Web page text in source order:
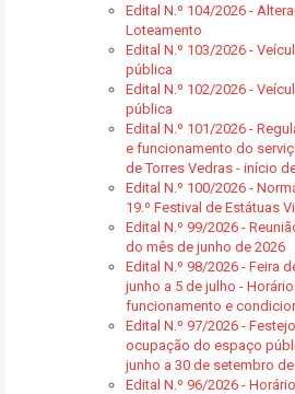
Edital N.º 104/2026 -
Loteamento
Edital N.º 103/2026 -
pública
Edital N.º 102/2026 -
pública
Edital N.º 101/2026 -
e funcionamento do
de Torres Vedras - início
Edital N.º 100/2026 -
19.º Festival de Estátuas
Edital N.º 99/2026 -
do mês de junho de 2026
Edital N.º 98/2026 - Feira
junho a 5 de julho -
funcionamento e
Edital N.º 97/2026 -
ocupação do espaço
junho a 30 de setembro
Edital N.º 96/2026 -